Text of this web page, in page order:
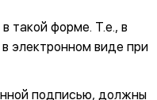
такой форме. Т.е., в
электронном виде при
подписью, должны